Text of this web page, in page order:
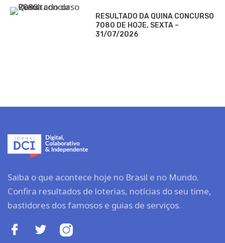
RESULTADO DA QUINA CONCURSO
7080 DE HOJE, SEXTA –
31/07/2026
Saiba o que acontece hoje no Brasil e no Mundo.
Confira resultados de loterias, notícias do seu time,
bastidores dos famosos e guias de serviços.